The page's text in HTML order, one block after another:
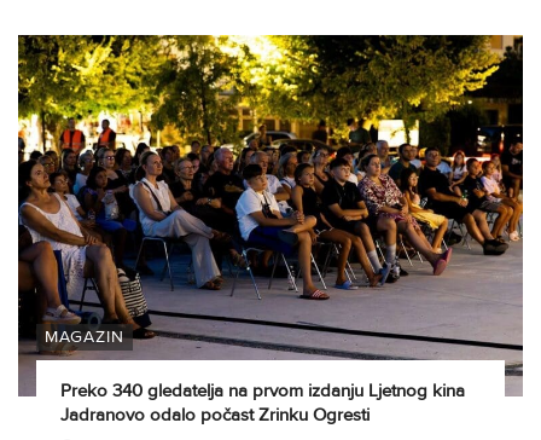
MAGAZIN
Preko 340 gledatelja na prvom izdanju Ljetnog kina
Jadranovo odalo počast Zrinku Ogresti